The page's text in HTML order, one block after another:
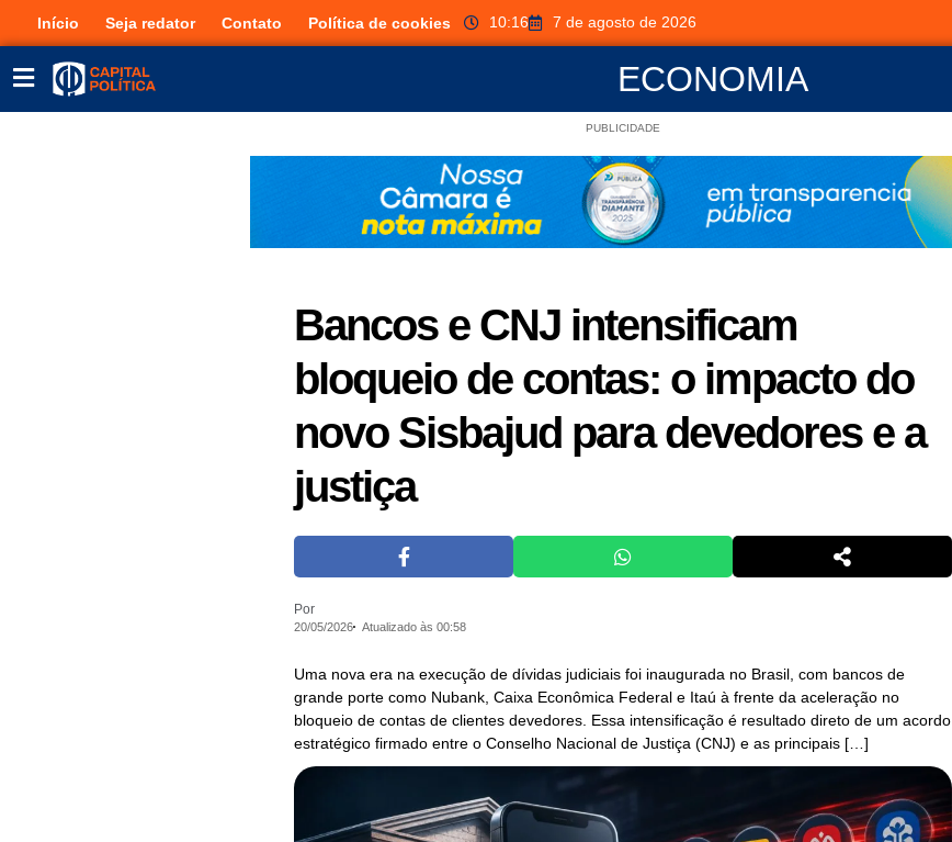
Início Seja redator Contato Política de cookies 10:16 7 de agosto de 2026
ECONOMIA
PUBLICIDADE
Bancos e CNJ intensificam
bloqueio de contas: o impacto do
novo Sisbajud para devedores e a
justiça
Por
20/05/2026 Atualizado às 00:58
Uma nova era na execução de dívidas judiciais foi inaugurada no Brasil, com bancos de
grande porte como Nubank, Caixa Econômica Federal e Itaú à frente da aceleração no
bloqueio de contas de clientes devedores. Essa intensificação é resultado direto de um acordo
estratégico firmado entre o Conselho Nacional de Justiça (CNJ) e as principais […]